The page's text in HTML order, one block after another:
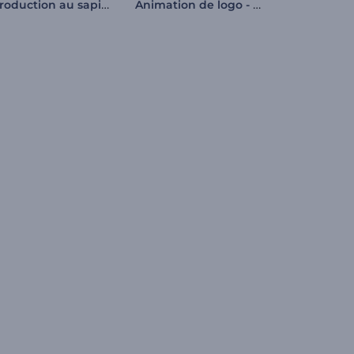
Introduction au sapin de Noël scintillant Animation de logo - Mystère au néon